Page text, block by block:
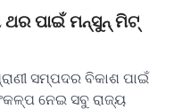
ପାଇଁ ମନ୍‌ସୁନ୍‌ ମିଟ୍‌
ସମ୍ପଦର ବିକାଶ ପାଇଁ
ନେଇ ସବୁ ରାଜ୍ୟ